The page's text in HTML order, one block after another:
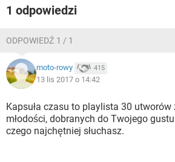
1 odpowiedzi
ODPOWIEDŹ 1 / 1
moto-rowy 415
13 lis 2017 o 14:42
Kapsuła czasu to playlista 30
młodości, dobranych do Twojego
czego najchętniej słuchasz.